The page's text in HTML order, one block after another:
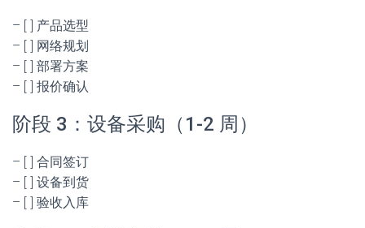
– [ ] 产品选型
– [ ] 网络规划
– [ ] 部署方案
– [ ] 报价确认
阶段 3：设备采购（1-2 周）
– [ ] 合同签订
– [ ] 设备到货
– [ ] 验收入库